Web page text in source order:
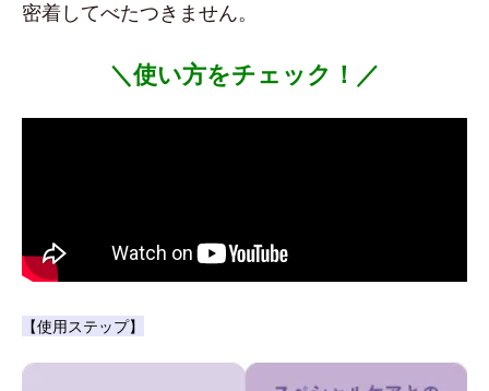
密着してべたつきません。
＼使い方をチェック！／
【使用ステップ】